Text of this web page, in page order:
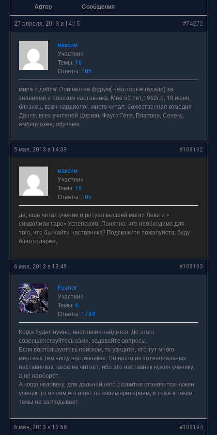
Автор
Сообщения
27 апреля, 2013 в 14:15
#74272
максим
Участник
Темы: 16
Ответы: 105
мира и добра! Пришел на форум( некоторые гадали) за
знаниями и поиском наставника. Мне 50 лет,1962г.р, 10 июня,
близнец, врач- кардиолог, много читал: божественная комедия
Данте, всех учителей Церкви, Фауст Гете, Платона, Сенеку,
амбициозен, обучаем.
5 мая, 2013 в 14:39 #108192
максим
Участник
Темы: 16
Ответы: 105
да, еще читал учение и ритуал высшей магии Леви и »
символизм таро» Успенского. Понятно. что необходимо для
того, что бы найти наставника? Подскажите пожалуйста; буду
благл.одарен.,
6 мая, 2013 в 13:49 #108193
Feanor
Участник
Темы: 6
Ответы: 1794
Когда будет нужно, наставник найдется. До этого
совершенствуйтесь сами, задавайте вопросы.
Если воспользуетесь поиском, то увидите, что тут много
мертвых тем «ищу наставника». Но никто из потенциальных
наставников такое не читает, ибо это наставник нужен ученику,
а не наоборот.
А когда человеку, для дальнейшего развития становится нужен
ученик, то он сам его ищет по своим критериям, и тоже в такие
темы не заглядывает
6 мая, 2013 в 13:58 #108194